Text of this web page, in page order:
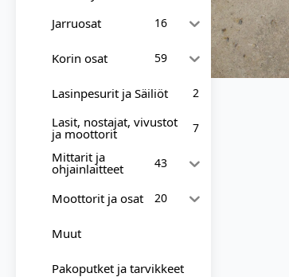
Jarruosat 16
Korin osat 59
Lasinpesurit ja Säiliöt 2
Lasit, nostajat, vivustot
ja moottorit 7
Mittarit ja
ohjainlaitteet 43
Moottorit ja osat 20
Muut
Pakoputket ja tarvikkeet